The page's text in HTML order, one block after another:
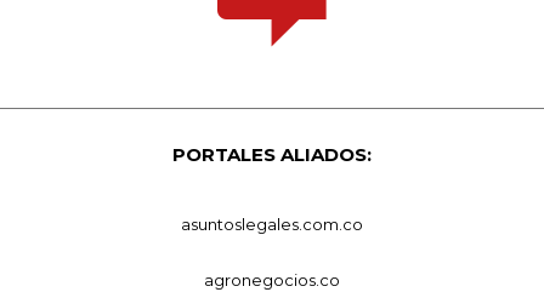
PORTALES ALIADOS:
asuntoslegales.com.co
agronegocios.co